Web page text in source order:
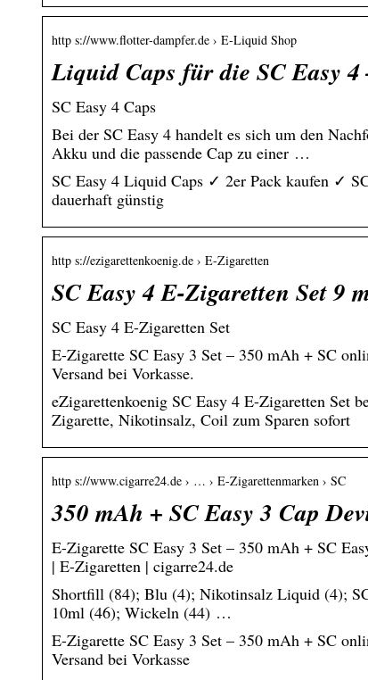
http s://www.flotter-dampfer.de › E-Liquid Shop
Liquid Caps für die SC Easy
SC Easy 4 Caps
Bei der SC Easy 4 handelt es sich um den
Akku und die passende Cap zu einer …
SC Easy 4 Liquid Caps ✓ 2er Pack kaufen ✓
dauerhaft günstig
http s://ezigarettenkoenig.de › E-Zigaretten
SC Easy 4 E-Zigaretten Set 9
SC Easy 4 E-Zigaretten Set
E-Zigarette SC Easy 3 Set – 350 mAh + SC
Versand bei Vorkasse.
eZigarettenkoenig SC Easy 4 E-Zigaretten Set
Zigarette, Nikotinsalz, Coil zum Sparen sofort
http s://www.cigarre24.de › … › E-Zigarettenmarken › SC
350 mAh + SC Easy 3 Cap
E-Zigarette SC Easy 3 Set – 350 mAh + SC
| E-Zigaretten | cigarre24.de
Shortfill (84); Blu (4); Nikotinsalz Liquid (4);
10ml (46); Wickeln (44) …
E-Zigarette SC Easy 3 Set – 350 mAh + SC
Versand bei Vorkasse